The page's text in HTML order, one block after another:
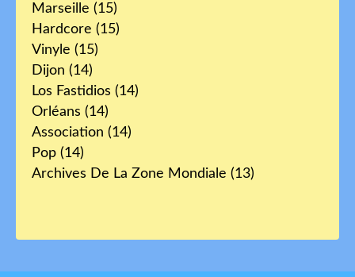
Marseille (15)
Hardcore (15)
Vinyle (15)
Dijon (14)
Los Fastidios (14)
Orléans (14)
Association (14)
Pop (14)
Archives De La Zone Mondiale (13)